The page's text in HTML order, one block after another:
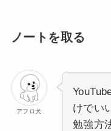
ノートを取る
アフロ犬
けでい
勉強方